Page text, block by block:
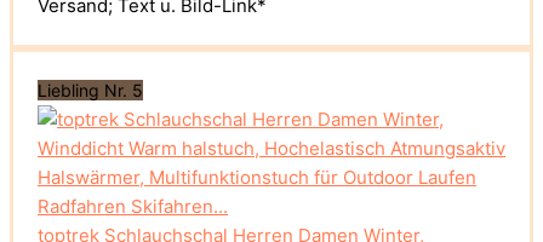
Versand; Text u. Bild-Link*
Liebling Nr. 5
toptrek Schlauchschal Herren Damen Winter,